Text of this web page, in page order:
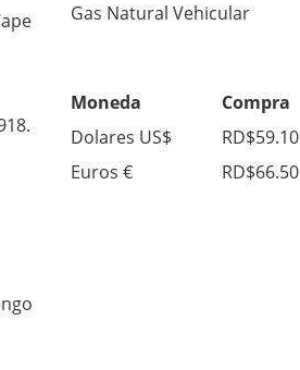
Gas Natural Vehicular
Moneda Compra
Dolares US$
RD$59.10
Euros €
RD$66.50